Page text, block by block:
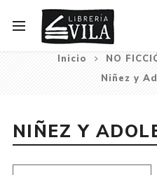
Inicio NO
Niñez y
NIÑEZ Y